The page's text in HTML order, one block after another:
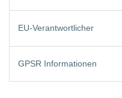
EU-Verantwortlicher
GPSR Informationen